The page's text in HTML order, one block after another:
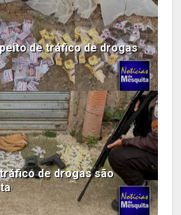
de tráfico de drogas
de drogas são